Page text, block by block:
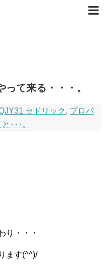
て来る・・・。
セドリック , プロパ
･･･。
り・・・
ます(^^)/